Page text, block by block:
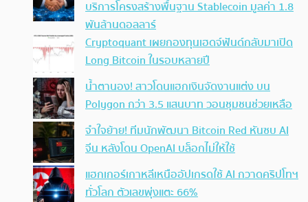
บริการโครงสร้างพื้นฐาน Stablecoin มูลค่า 1.8
พันล้านดอลลาร์
Cryptoquant เผยกองทุนเฮดจ์ฟันด์กลับมาเปิด
Long Bitcoin ในรอบหลายปี
น้ำตานอง! สาวโดนแฮกเงินจัดงานแต่ง บน
Polygon กว่า 3.5 แสนบาท วอนชุมชนช่วยเหลือ
จำใจย้าย! ทีมนักพัฒนา Bitcoin Red หันซบ AI
จีน หลังโดน OpenAI บล็อกไม่ให้ใช้
แฮกเกอร์เกาหลีเหนืออัปเกรดใช้ AI กวาดคริปโทฯ
ทั่วโลก ตัวเลขพุ่งแตะ 66%